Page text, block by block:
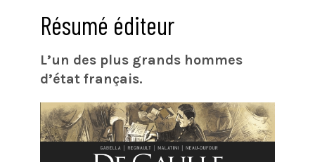
Résumé éditeur
L’un des plus grands hommes
d’état français.